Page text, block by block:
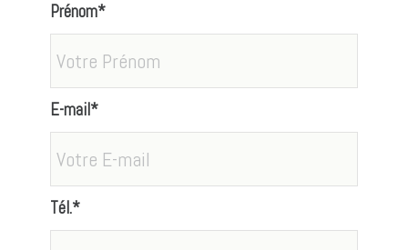
Prénom*
E-mail*
Tél.*